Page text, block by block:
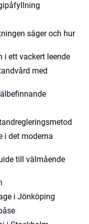
säger och hur
i ett vackert leende
med
i det moderna
till välmående
i Jönköping